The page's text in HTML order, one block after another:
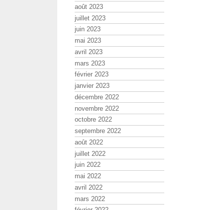
août 2023
juillet 2023
juin 2023
mai 2023
avril 2023
mars 2023
février 2023
janvier 2023
décembre 2022
novembre 2022
octobre 2022
septembre 2022
août 2022
juillet 2022
juin 2022
mai 2022
avril 2022
mars 2022